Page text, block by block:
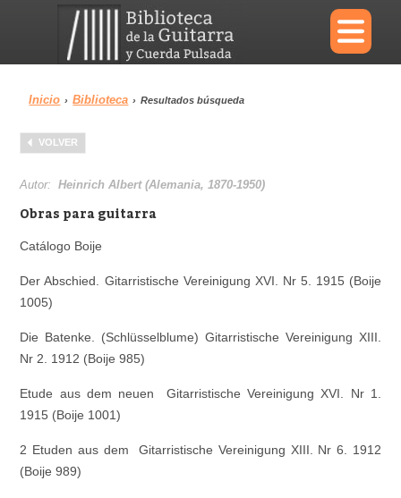
×
Menu
Biblioteca Diccionario
Área personal Reproductor
Inicio › Biblioteca › Resultados búsqueda
VOLVER
Autor:Heinrich Albert (Alemania, 1870-1950)
Obras para guitarra
Catálogo Boije
Der Abschied. Gitarristische Vereinigung XVI. Nr 5. 1915 (Boije
1005)
Die Batenke. (Schlüsselblume) Gitarristische Vereinigung XIII.
Nr 2. 1912 (Boije 985)
Etude aus dem neuen Gitarristische Vereinigung XVI. Nr 1.
1915 (Boije 1001)
2 Etuden aus dem Gitarristische Vereinigung XIII. Nr 6. 1912
(Boije 989)